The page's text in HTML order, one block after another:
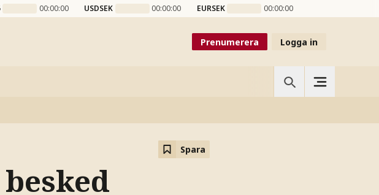
00:00:00 USDSEK 00:00:00 EURSEK 00:00:00
Prenumerera Logga in
Spara